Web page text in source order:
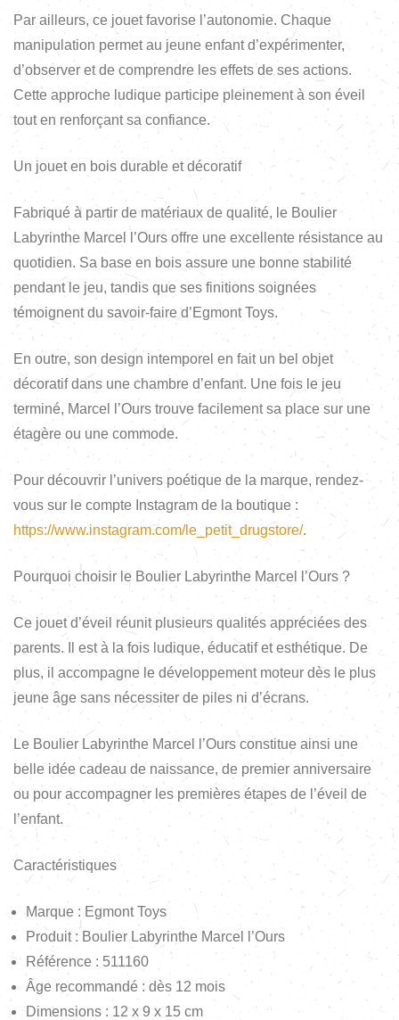
Par ailleurs, ce jouet favorise l’autonomie. Chaque
manipulation permet au jeune enfant d’expérimenter,
d’observer et de comprendre les effets de ses actions.
Cette approche ludique participe pleinement à son éveil
tout en renforçant sa confiance.
Un jouet en bois durable et décoratif
Fabriqué à partir de matériaux de qualité, le Boulier
Labyrinthe Marcel l’Ours offre une excellente résistance au
quotidien. Sa base en bois assure une bonne stabilité
pendant le jeu, tandis que ses finitions soignées
témoignent du savoir-faire d’Egmont Toys.
En outre, son design intemporel en fait un bel objet
décoratif dans une chambre d’enfant. Une fois le jeu
terminé, Marcel l’Ours trouve facilement sa place sur une
étagère ou une commode.
Pour découvrir l’univers poétique de la marque, rendez-
vous sur le compte Instagram de la boutique :
https://www.instagram.com/le_petit_drugstore/.
Pourquoi choisir le Boulier Labyrinthe Marcel l’Ours ?
Ce jouet d’éveil réunit plusieurs qualités appréciées des
parents. Il est à la fois ludique, éducatif et esthétique. De
plus, il accompagne le développement moteur dès le plus
jeune âge sans nécessiter de piles ni d’écrans.
Le Boulier Labyrinthe Marcel l’Ours constitue ainsi une
belle idée cadeau de naissance, de premier anniversaire
ou pour accompagner les premières étapes de l’éveil de
l’enfant.
Caractéristiques
Marque : Egmont Toys
Produit : Boulier Labyrinthe Marcel l’Ours
Référence : 511160
Âge recommandé : dès 12 mois
Dimensions : 12 x 9 x 15 cm